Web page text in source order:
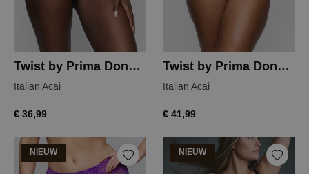
Twist by Prima Donna mocuto string
Italian Acai
€ 36,99
Twist by Prima Donna mocuto hipster
Italian Acai
€ 41,99
NIEUW NIEUW